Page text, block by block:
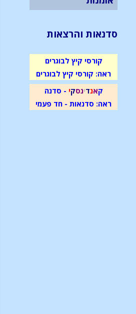
סדנאות והרצאות
קורסי קיץ לבוגרים
ראה: קורסי קיץ לבוגרים
קאנדינסקי - סדנה
ראה: סדנאות - חד פעמי